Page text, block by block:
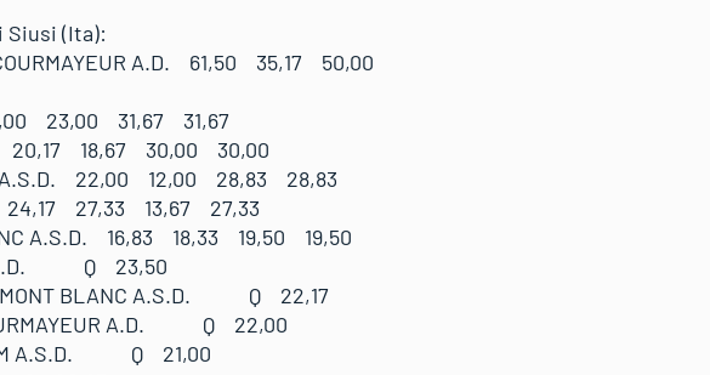
Alpe di Siusi (Ita):
A.D. 61,50 35,17 50,00
23,00 31,67 31,67
20,17 18,67 30,00 30,00
A.S.D. 22,00 12,00 28,83 28,83
24,17 27,33 13,67 27,33
A.S.D. 16,83 18,33 19,50 19,50
A.D. Q 23,50
MONT BLANC A.S.D. Q 22,17
A.D. Q 22,00
A.S.D. Q 21,00